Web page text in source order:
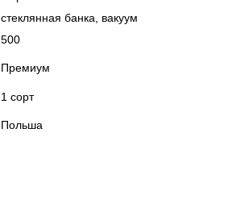
стеклянная банка, вакуум
500
Премиум
1 сорт
Польша